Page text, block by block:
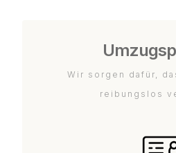
Wir sorgen dafür,
reibungslos